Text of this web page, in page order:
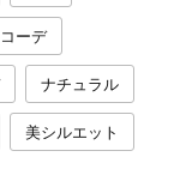
ーデ
ナチュラル
美シルエット